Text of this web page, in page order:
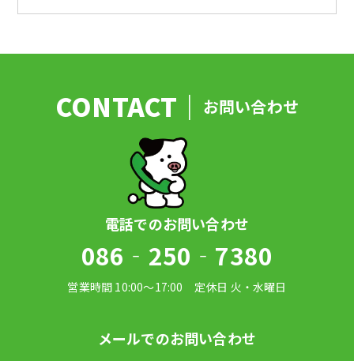
お問い合わせ
086‐250‐7380